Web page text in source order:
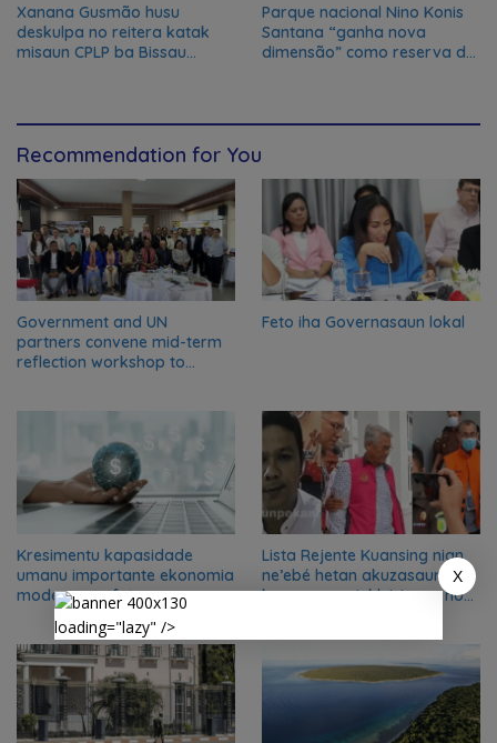
Xanana Gusmão husu
deskulpa no reitera katak
misaun CPLP ba Bissau
Parque nacional Nino Konis
Santana “ganha nova
dimensão” como reserva da
Recommendation for You
Government and UN
partners convene mid-term
reflection workshop to
Feto iha Governasaun lokal
Kresimentu kapasidade
umanu importante ekonomia
modernu no futuru
Lista Rejente Kuansing nian
ne’ebé hetan akuzasaun ba
korrupsaun, inklui Aman no
X
loading="lazy" />